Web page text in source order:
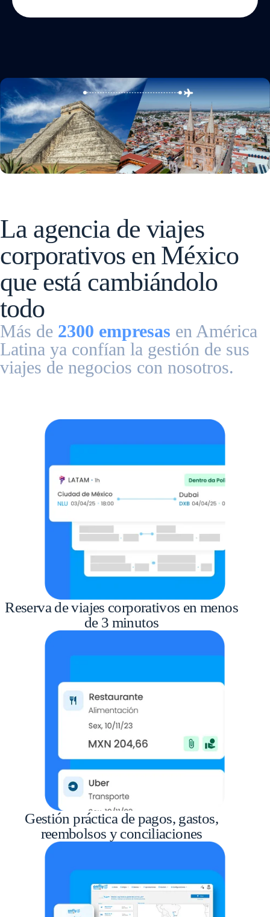
La agencia de viajes
corporativos en México
que está cambiándolo
todo
Más de 2300 empresas en América
Latina ya confían la gestión de sus
viajes de negocios con nosotros.
Reserva de viajes corporativos en menos
de 3 minutos
Gestión práctica de pagos, gastos,
reembolsos y conciliaciones